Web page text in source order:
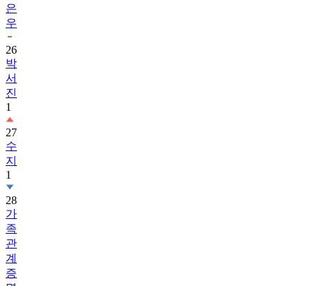
은
우
26
박
서
진
1
27
수
지
1
28
가
족
관
계
증